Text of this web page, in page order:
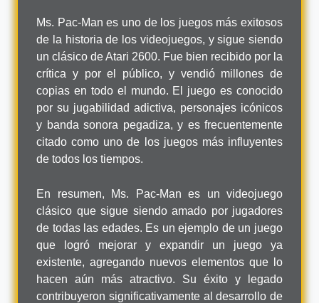
Ms. Pac-Man es uno de los juegos más exitosos
de la historia de los videojuegos, y sigue siendo
un clásico de Atari 2600. Fue bien recibido por la
crítica y por el público, y vendió millones de
copias en todo el mundo. El juego es conocido
por su jugabilidad adictiva, personajes icónicos
y banda sonora pegadiza, y es frecuentemente
citado como uno de los juegos más influyentes
de todos los tiempos.
En resumen, Ms. Pac-Man es un videojuego
clásico que sigue siendo amado por jugadores
de todas las edades. Es un ejemplo de un juego
que logró mejorar y expandir un juego ya
existente, agregando nuevos elementos que lo
hacen aún más atractivo. Su éxito y legado
contribuyeron significativamente al desarrollo de